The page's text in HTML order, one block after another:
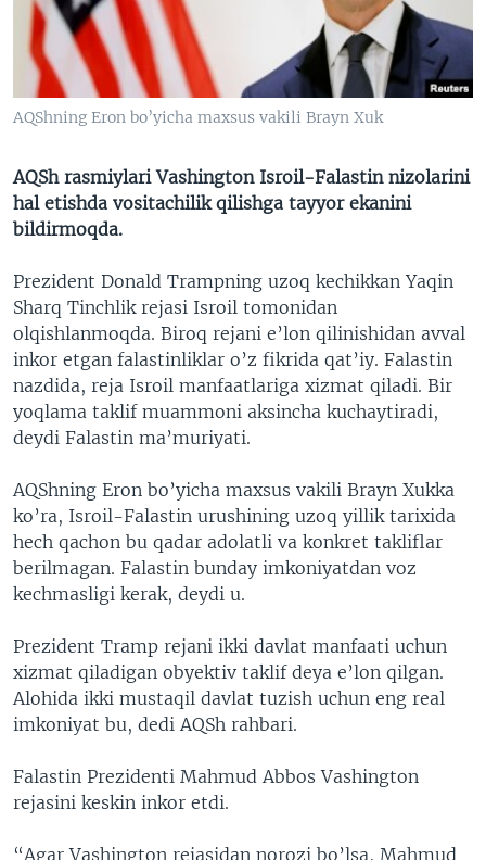
VIDEO
XABARLAR SURATLARDA
ODNOKLASSNIKI
TELEGRAM
TWITTER
AQShning Eron bo’yicha maxsus vakili Brayn Xuk
AQSh rasmiylari Vashington Isroil-Falastin nizolarini
hal etishda vositachilik qilishga tayyor ekanini
bildirmoqda.
Prezident Donald Trampning uzoq kechikkan Yaqin
Sharq Tinchlik rejasi Isroil tomonidan
olqishlanmoqda. Biroq rejani e’lon qilinishidan avval
inkor etgan falastinliklar o’z fikrida qat’iy. Falastin
nazdida, reja Isroil manfaatlariga xizmat qiladi. Bir
yoqlama taklif muammoni aksincha kuchaytiradi,
deydi Falastin ma’muriyati.
AQShning Eron bo’yicha maxsus vakili Brayn Xukka
ko’ra, Isroil-Falastin urushining uzoq yillik tarixida
hech qachon bu qadar adolatli va konkret takliflar
berilmagan. Falastin bunday imkoniyatdan voz
kechmasligi kerak, deydi u.
Prezident Tramp rejani ikki davlat manfaati uchun
xizmat qiladigan obyektiv taklif deya e’lon qilgan.
Alohida ikki mustaqil davlat tuzish uchun eng real
imkoniyat bu, dedi AQSh rahbari.
Falastin Prezidenti Mahmud Abbos Vashington
rejasini keskin inkor etdi.
“Agar Vashington rejasidan norozi bo’lsa, Mahmud